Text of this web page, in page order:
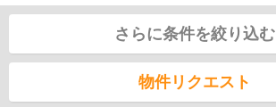
さらに条件を絞り込む
物件リクエスト